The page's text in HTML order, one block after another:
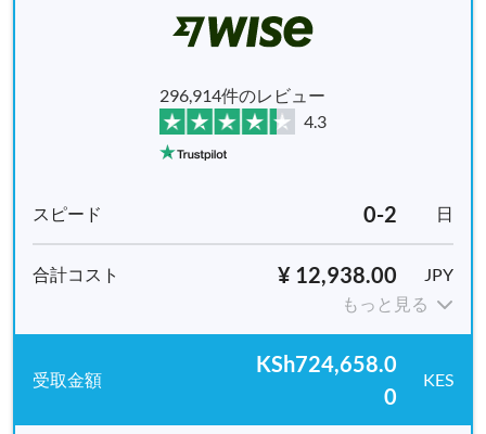
296,914件のレビュー
4.3
0-2 日
¥ 12,938.00
JPY
もっと見る
KSh724,658.0
0
KES